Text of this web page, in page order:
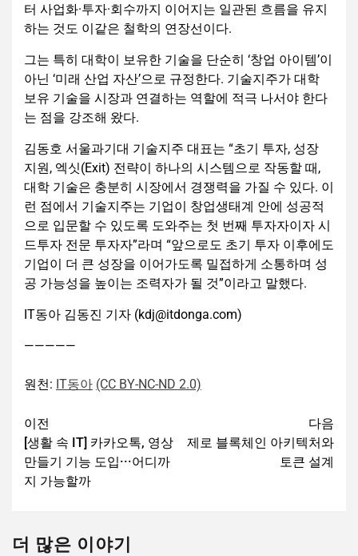
터 사업화·투자·회수까지 이어지는 일관된 흐름을 유지
하는 것도 이같은 철학의 연장선이다.
그는 특히 대학이 보유한 기술을 단순히 ‘창업 아이템’이
아닌 ‘미래 산업 자산’으로 규정한다. 기술지주가 대학
보유 기술을 시장과 연결하는 역할에 적극 나서야 한다
는 점을 강조해 왔다.
김동호 서울과기대 기술지주 대표는 “초기 투자, 성장
지원, 엑싯(Exit) 전략이 하나의 시스템으로 작동할 때,
대학 기술은 충분히 시장에서 경쟁력을 가질 수 있다. 이
런 점에서 기술지주는 기업이 창업생태계 안에 성공적
으로 입문할 수 있도록 도와주는 첫 번째 투자자이자 시
드투자 전문 투자자”라며 “앞으로도 초기 투자 이후에도
기업이 더 큰 성장을 이어가도록 밀접하게 소통하며 성
공 가능성을 높이는 조력자가 될 것”이라고 말했다.
IT동아 김동진 기자 (kdj@itdonga.com)
—————
원천: IT동아 (CC BY-NC-ND 2.0)
이전
[생활 속 IT] 카카오톡, 영상
만들기 기능 도입···어디까
지 가능할까
다음
제로 블록체인 아키텍처와
토큰 설계
더 많은 이야기